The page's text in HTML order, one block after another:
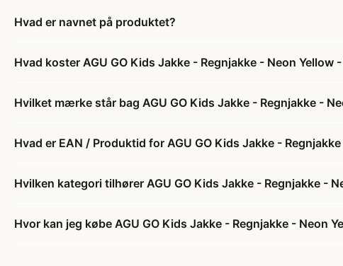
Hvad er navnet på produktet?
Hvad koster AGU GO Kids Jakke - Regnjakke - Neon Yellow
Hvilket mærke står bag AGU GO Kids Jakke - Regnjakke -
Hvad er EAN / Produktid for AGU GO Kids Jakke -
Hvilken kategori tilhører AGU GO Kids Jakke - Regnjakke -
Hvor kan jeg købe AGU GO Kids Jakke - Regnjakke - Neon